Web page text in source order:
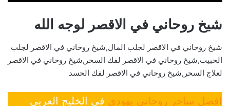
شيخ روحاني في الاقصر لوجه الله
شيخ روحاني في الاقصر لجلب المال,شيخ روحاني في الاقصر لجلب
الحبيب,شيخ روحاني في الاقصر لفك السحر,شيخ روحاني في الاقصر
لعلاج السحر,شيخ روحاني في الاقصر لفك الحسد
افضل ساحر روحاني يهودي في الخليج العربي